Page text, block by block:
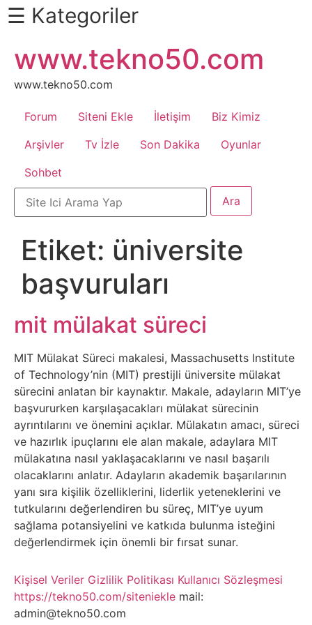
Daha
Fazlası
İçin
Kaydır
Android
Apk
Arabalar
Bankacılık
İşlemleri
Belgesel
Bilgi
Bilgisayar
Bilim
Bitcoin
Bitkiler
Çizgi
Diğer
☰ Kategoriler
atla
www.tekno50.com
www.tekno50.com
Forum Siteni Ekle İletişim
Biz Kimiz
Arşivler
Tv İzle Son Dakika
Oyunlar
Sohbet
Etiket: üniversite
başvuruları
mit mülakat süreci
MIT Mülakat Süreci makalesi, Massachusetts Institute
of Technology’nin (MIT) prestijli üniversite mülakat
sürecini anlatan bir kaynaktır. Makale, adayların MIT’ye
başvururken karşılaşacakları mülakat sürecinin
ayrıntılarını ve önemini açıklar. Mülakatın amacı, süreci
ve hazırlık ipuçlarını ele alan makale, adaylara MIT
mülakatına nasıl yaklaşacaklarını ve nasıl başarılı
olacaklarını anlatır. Adayların akademik başarılarının
yanı sıra kişilik özelliklerini, liderlik yeteneklerini ve
tutkularını değerlendiren bu süreç, MIT’ye uyum
sağlama potansiyelini ve katkıda bulunma isteğini
değerlendirmek için önemli bir fırsat sunar.
Kişisel Veriler Gizlilik Politikası Kullanıcı Sözleşmesi
https://tekno50.com/siteniekle mail:
admin@tekno50.com